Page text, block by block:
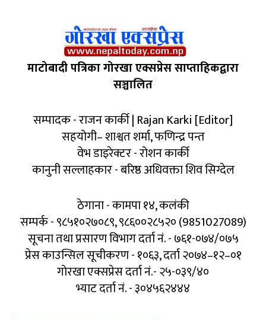
माटोबादी पत्रिका गोरखा एक्सप्रेस साप्ताहिकद्वारा
सञ्चालित
सम्पादक - राजन कार्की | Rajan Karki [Editor]
सहयोगी– शाश्वत शर्मा, फणिन्द्र पन्त
वेभ डाइरेक्टर - रोशन कार्की
कानुनी सल्लाहकार - बरिष्ठ अधिवक्ता शिव सिग्देल
ठेगाना - कामपा १४, कलंकी
सम्पर्क - ९८५१०२७०८९, ९८६००२८५२० (9851027089)
सूचना तथा प्रसारण विभाग दर्ता नं. - ७६१-०७४/०७५
प्रेस काउन्सिल सूचीकरण - १०६३, दर्ता २०७४–१२–०१
गोरखा एक्सप्रेस दर्ता नं.- २५-०३९/४०
भ्याट दर्ता नं. - ३०४५६२४४४